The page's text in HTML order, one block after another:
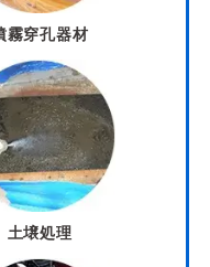
霧穿孔器材
土壌処理